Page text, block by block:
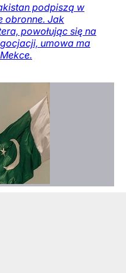
podpiszą w
obronne. Jak
powołując się na
umowa ma